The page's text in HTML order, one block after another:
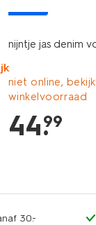
nijntje jas denim
niet online, bekijk
winkelvoorraad
44.
99
30.-